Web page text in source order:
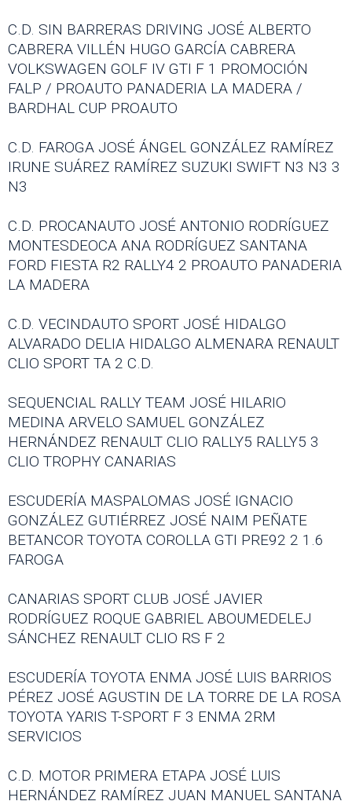
C.D. SIN BARRERAS DRIVING JOSÉ ALBERTO
CABRERA VILLÉN HUGO GARCÍA CABRERA
VOLKSWAGEN GOLF IV GTI F 1 PROMOCIÓN
FALP / PROAUTO PANADERIA LA MADERA /
BARDHAL CUP PROAUTO
C.D. FAROGA JOSÉ ÁNGEL GONZÁLEZ RAMÍREZ
IRUNE SUÁREZ RAMÍREZ SUZUKI SWIFT N3 N3 3
N3
C.D. PROCANAUTO JOSÉ ANTONIO RODRÍGUEZ
MONTESDEOCA ANA RODRÍGUEZ SANTANA
FORD FIESTA R2 RALLY4 2 PROAUTO PANADERIA
LA MADERA
C.D. VECINDAUTO SPORT JOSÉ HIDALGO
ALVARADO DELIA HIDALGO ALMENARA RENAULT
CLIO SPORT TA 2 C.D.
SEQUENCIAL RALLY TEAM JOSÉ HILARIO
MEDINA ARVELO SAMUEL GONZÁLEZ
HERNÁNDEZ RENAULT CLIO RALLY5 RALLY5 3
CLIO TROPHY CANARIAS
ESCUDERÍA MASPALOMAS JOSÉ IGNACIO
GONZÁLEZ GUTIÉRREZ JOSÉ NAIM PEÑATE
BETANCOR TOYOTA COROLLA GTI PRE92 2 1.6
FAROGA
CANARIAS SPORT CLUB JOSÉ JAVIER
RODRÍGUEZ ROQUE GABRIEL ABOUMEDELEJ
SÁNCHEZ RENAULT CLIO RS F 2
ESCUDERÍA TOYOTA ENMA JOSÉ LUIS BARRIOS
PÉREZ JOSÉ AGUSTIN DE LA TORRE DE LA ROSA
TOYOTA YARIS T-SPORT F 3 ENMA 2RM
SERVICIOS
C.D. MOTOR PRIMERA ETAPA JOSÉ LUIS
HERNÁNDEZ RAMÍREZ JUAN MANUEL SANTANA